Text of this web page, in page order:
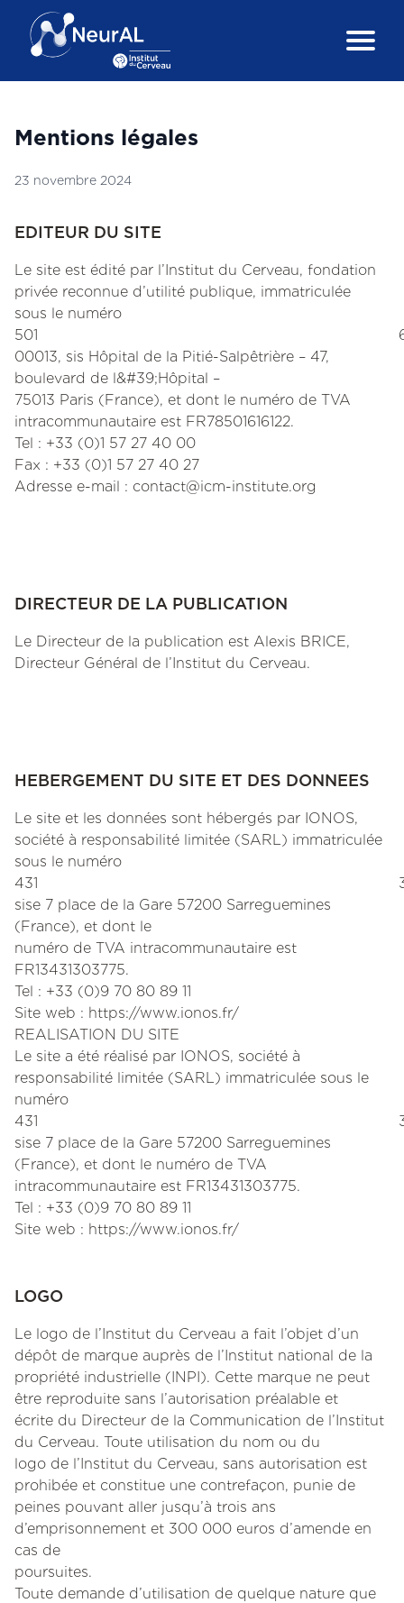
Mentions légales
23 novembre 2024
EDITEUR DU SITE
Le site est édité par l’Institut du Cerveau, fondation
privée reconnue d’utilité publique, immatriculée
sous le numéro
501
00013, sis Hôpital de la Pitié-Salpêtrière – 47,
boulevard de l&#39;Hôpital –
75013 Paris (France), et dont le numéro de TVA
intracommunautaire est FR78501616122.
Tel : +33 (0)1 57 27 40 00
Fax : +33 (0)1 57 27 40 27
Adresse e-mail : contact@icm-institute.org
DIRECTEUR DE LA PUBLICATION
Le Directeur de la publication est Alexis BRICE,
Directeur Général de l’Institut du Cerveau.
HEBERGEMENT DU SITE ET DES DONNEES
Le site et les données sont hébergés par IONOS,
société à responsabilité limitée (SARL) immatriculée
sous le numéro
431
sise 7 place de la Gare 57200 Sarreguemines
(France), et dont le
numéro de TVA intracommunautaire est
FR13431303775.
Tel : +33 (0)9 70 80 89 11
Site web : https://www.ionos.fr/
REALISATION DU SITE
Le site a été réalisé par IONOS, société à
responsabilité limitée (SARL) immatriculée sous le
numéro
431
sise 7 place de la Gare 57200 Sarreguemines
(France), et dont le numéro de TVA
intracommunautaire est FR13431303775.
Tel : +33 (0)9 70 80 89 11
Site web : https://www.ionos.fr/
LOGO
Le logo de l’Institut du Cerveau a fait l’objet d’un
dépôt de marque auprès de l’Institut national de la
propriété industrielle (INPI). Cette marque ne peut
être reproduite sans l’autorisation préalable et
écrite du Directeur de la Communication de l’Institut
du Cerveau. Toute utilisation du nom ou du
logo de l’Institut du Cerveau, sans autorisation est
prohibée et constitue une contrefaçon, punie de
peines pouvant aller jusqu’à trois ans
d’emprisonnement et 300 000 euros d’amende en
cas de
poursuites.
Toute demande d’utilisation de quelque nature que